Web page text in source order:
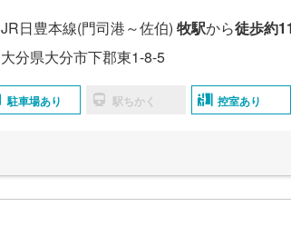
JR日豊本線(門司港～佐伯) 牧駅から徒歩約
大分県大分市下郡東1-8-5
駐車場あり 駅ちかく 控室あり